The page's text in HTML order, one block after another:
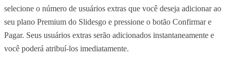
selecione o número de usuários extras que você deseja adicionar ao
seu plano Premium do Slidesgo e pressione o botão Confirmar e
Pagar. Seus usuários extras serão adicionados instantaneamente e
você poderá atribuí-los imediatamente.